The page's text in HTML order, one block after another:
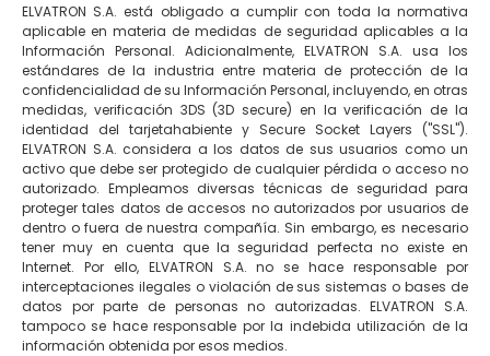
ELVATRON S.A. está obligado a cumplir con toda la normativa
aplicable en materia de medidas de seguridad aplicables a la
Información Personal. Adicionalmente, ELVATRON S.A. usa los
estándares de la industria entre materia de protección de la
confidencialidad de su Información Personal, incluyendo, en otras
medidas, verificación 3DS (3D secure) en la verificación de la
identidad del tarjetahabiente y Secure Socket Layers ("SSL").
ELVATRON S.A. considera a los datos de sus usuarios como un
activo que debe ser protegido de cualquier pérdida o acceso no
autorizado. Empleamos diversas técnicas de seguridad para
proteger tales datos de accesos no autorizados por usuarios de
dentro o fuera de nuestra compañía. Sin embargo, es necesario
tener muy en cuenta que la seguridad perfecta no existe en
Internet. Por ello, ELVATRON S.A. no se hace responsable por
interceptaciones ilegales o violación de sus sistemas o bases de
datos por parte de personas no autorizadas. ELVATRON S.A.
tampoco se hace responsable por la indebida utilización de la
información obtenida por esos medios.